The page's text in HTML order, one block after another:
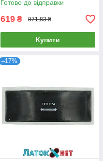
Готово до відправки
619 ₴ 871,83 ₴
Купити
–17%